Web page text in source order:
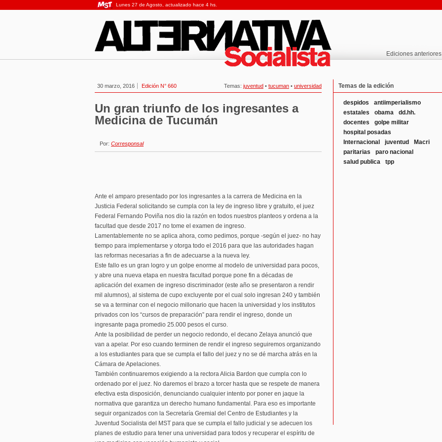
Lunes 27 de Agosto, actualizado hace 4 hs.
Ediciones anteriores
30 marzo, 2016 Edición N° 660 Temas: juventud • tucuman • universidad
Un gran triunfo de los ingresantes a
Medicina de Tucumán
Por: Corresponsal
Ante el amparo presentado por los ingresantes a la carrera de Medicina en la
Justicia Federal solicitando se cumpla con la ley de ingreso libre y gratuito, el juez
Federal Fernando Poviña nos dio la razón en todos nuestros planteos y ordena a la
facultad que desde 2017 no tome el examen de ingreso.
Lamentablemente no se aplica ahora, como pedimos, porque -según el juez- no hay
tiempo para implementarse y otorga todo el 2016 para que las autoridades hagan
las reformas necesarias a fin de adecuarse a la nueva ley.
Este fallo es un gran logro y un golpe enorme al modelo de universidad para pocos,
y abre una nueva etapa en nuestra facultad porque pone fin a décadas de
aplicación del examen de ingreso discriminador (este año se presentaron a rendir
mil alumnos), al sistema de cupo excluyente por el cual solo ingresan 240 y también
se va a terminar con el negocio millonario que hacen la universidad y los institutos
privados con los “cursos de preparación” para rendir el ingreso, donde un
ingresante paga promedio 25.000 pesos el curso.
Ante la posibilidad de perder un negocio redondo, el decano Zelaya anunció que
van a apelar. Por eso cuando terminen de rendir el ingreso seguiremos organizando
a los estudiantes para que se cumpla el fallo del juez y no se dé marcha atrás en la
Cámara de Apelaciones.
También continuaremos exigiendo a la rectora Alicia Bardon que cumpla con lo
ordenado por el juez. No daremos el brazo a torcer hasta que se respete de manera
efectiva esta disposición, denunciando cualquier intento por poner en jaque la
normativa que garantiza un derecho humano fundamental. Para eso es importante
seguir organizados con la Secretaría Gremial del Centro de Estudiantes y la
Juventud Socialista del MST para que se cumpla el fallo judicial y se adecuen los
planes de estudio para tener una universidad para todos y recuperar el espíritu de
Temas de la edición
despidos
antiimperialismo
estatales
obama
dd.hh.
docentes
golpe militar
hospital posadas
Internacional
juventud
Macri
paritarias
paro nacional
salud publica
tpp